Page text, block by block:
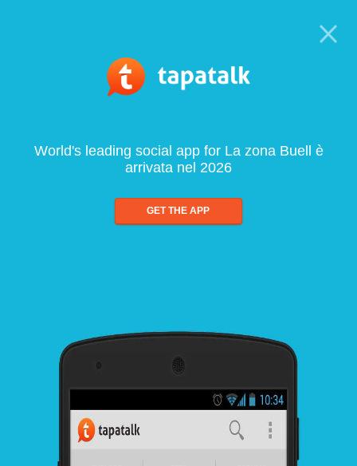
World's leading social app for La zona Buell è
arrivata nel 2026
GET THE APP